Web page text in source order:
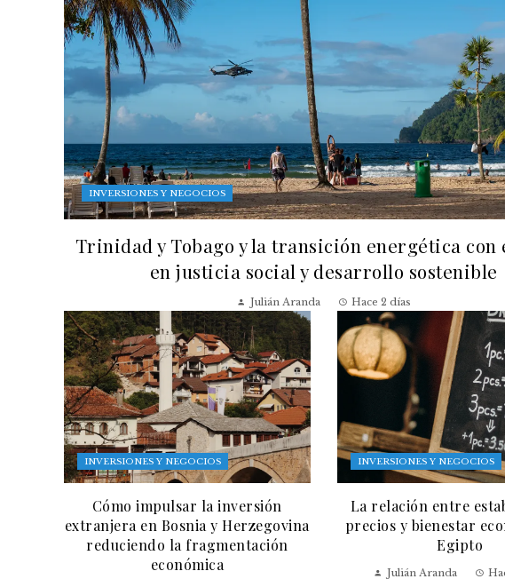
INVERSIONES Y NEGOCIOS
Trinidad y Tobago y la transición energética con
en justicia social y desarrollo sostenible
Julián Aranda Hace 2 días
INVERSIONES Y NEGOCIOS
Cómo impulsar la inversión
extranjera en Bosnia y Herzegovina
reduciendo la fragmentación
económica
INVERSIONES Y NEGOCIOS
La relación entre
precios y bienestar
Egipto
Julián Aranda